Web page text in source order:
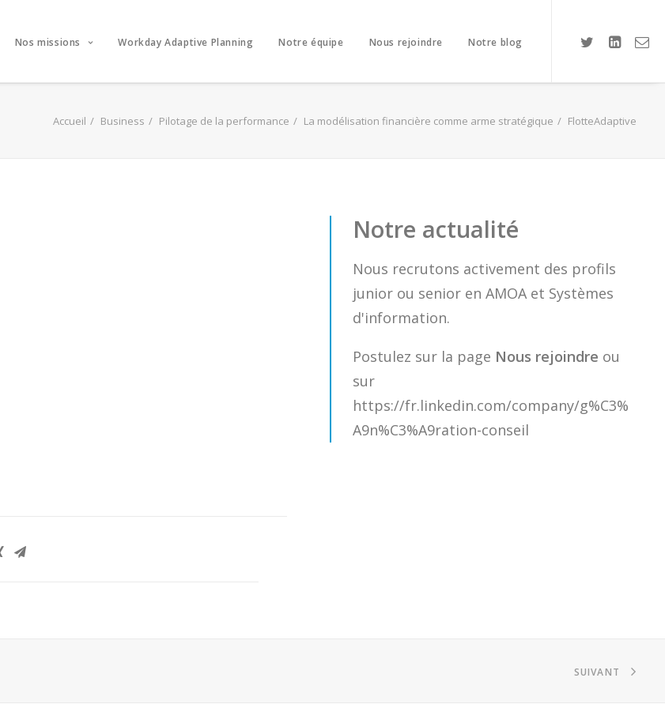
Nos missions Workday Adaptive Planning Notre équipe Nous rejoindre Notre blog
Accueil Business Pilotage de la performance La modélisation financière comme arme stratégique FlotteAdaptive
Notre actualité
Nous recrutons activement des profils
junior ou senior en AMOA et Systèmes
d'information.
Postulez sur la page Nous rejoindre ou
sur
https://fr.linkedin.com/company/g%C3%
A9n%C3%A9ration-conseil
SUIVANT